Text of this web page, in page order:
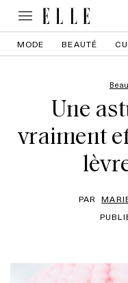
MODE BEAUTÉ
Une
vraiment
PAR